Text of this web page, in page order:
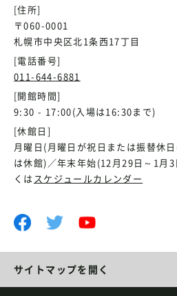
[住所]
〒060-0001
札幌市中央区北1条西17丁目
[電話番号]
011-644-6881
[開館時間]
9:30 - 17:00(入場は16:30まで)
[休館日]
月曜日(月曜日が祝日または振替休
は休館)／年末年始(12月29日～1月
くは スケジュールカレンダー
サイトマップを開く